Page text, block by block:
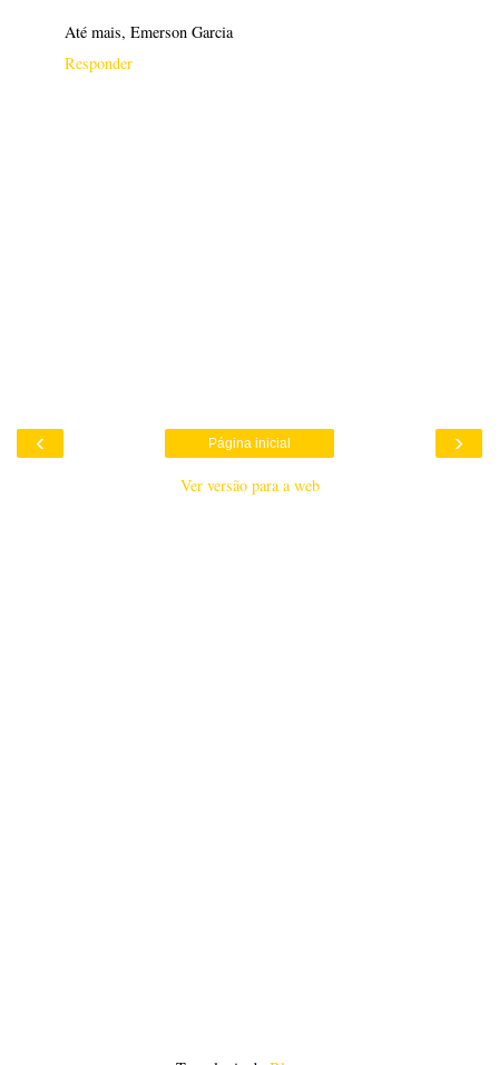
Até mais, Emerson Garcia
Responder
‹ ›
Página inicial
Ver versão para a web